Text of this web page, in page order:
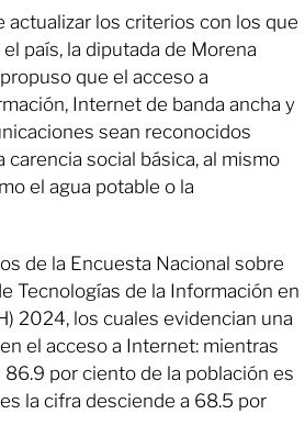
actualizar los criterios con los que
país, la diputada de Morena
que el acceso a
Internet de banda ancha y
sean reconocidos
carencia social básica, al mismo
el agua potable o la
de la Encuesta Nacional sobre
Tecnologías de la Información en
2024, los cuales evidencian una
el acceso a Internet: mientras
86.9 por ciento de la población es
la cifra desciende a 68.5 por